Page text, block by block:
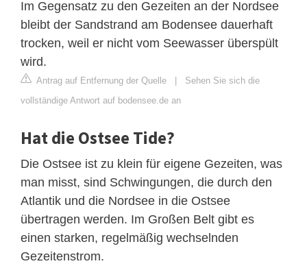
Im Gegensatz zu den Gezeiten an der Nordsee
bleibt der Sandstrand am Bodensee dauerhaft
trocken, weil er nicht vom Seewasser überspült
wird.
Antrag auf Entfernung der Quelle | Sehen Sie sich die
vollständige Antwort auf bodensee.de an
Hat die Ostsee Tide?
Die Ostsee ist zu klein für eigene Gezeiten, was
man misst, sind Schwingungen, die durch den
Atlantik und die Nordsee in die Ostsee
übertragen werden. Im Großen Belt gibt es
einen starken, regelmäßig wechselnden
Gezeitenstrom.